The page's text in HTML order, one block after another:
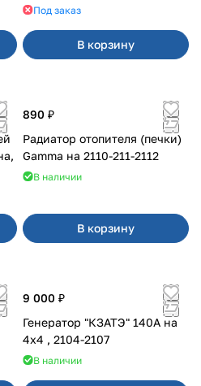
Под заказ
В корзину
890 ₽
Радиатор отопителя (печки)
Gamma на 2110-211-2112
В наличии
В корзину
9 000 ₽
Генератор "КЗАТЭ" 140А на
4x4 , 2104-2107
В наличии